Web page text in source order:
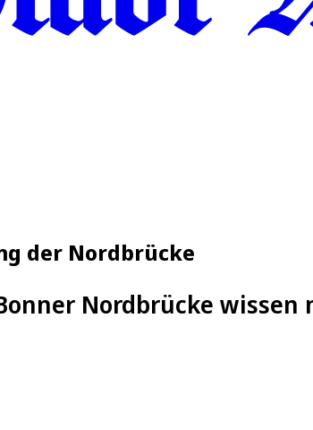
der Nordbrücke
Nordbrücke wissen